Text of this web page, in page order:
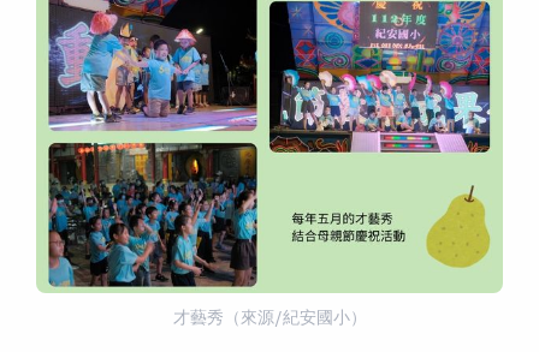
才藝秀（來源/紀安國小）